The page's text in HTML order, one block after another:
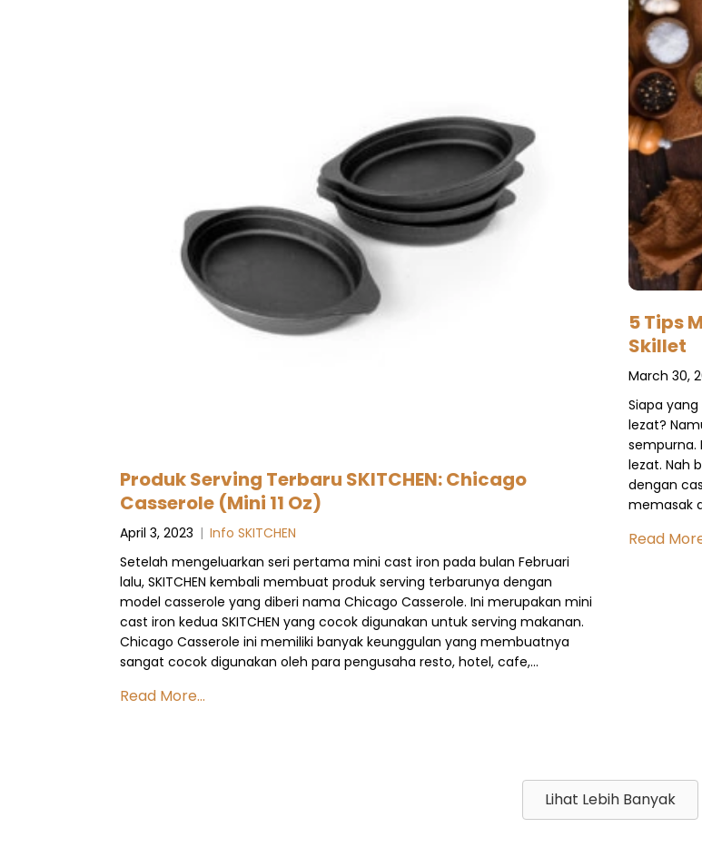
Produk Serving Terbaru SKITCHEN: Chicago
Casserole (Mini 11 Oz)
April 3, 2023 | Info SKITCHEN
Setelah mengeluarkan seri pertama mini cast iron pada bulan Februari
lalu, SKITCHEN kembali membuat produk serving terbarunya dengan
model casserole yang diberi nama Chicago Casserole. Ini merupakan mini
cast iron kedua SKITCHEN yang cocok digunakan untuk serving makanan.
Chicago Casserole ini memiliki banyak keunggulan yang membuatnya
sangat cocok digunakan oleh para pengusaha resto, hotel, cafe,…
Read More...
5 Tips
Skillet
March 30,
Siapa
lezat?
sempurna.
lezat. Nah
dengan
memasak
Read
Lihat Lebih Banyak